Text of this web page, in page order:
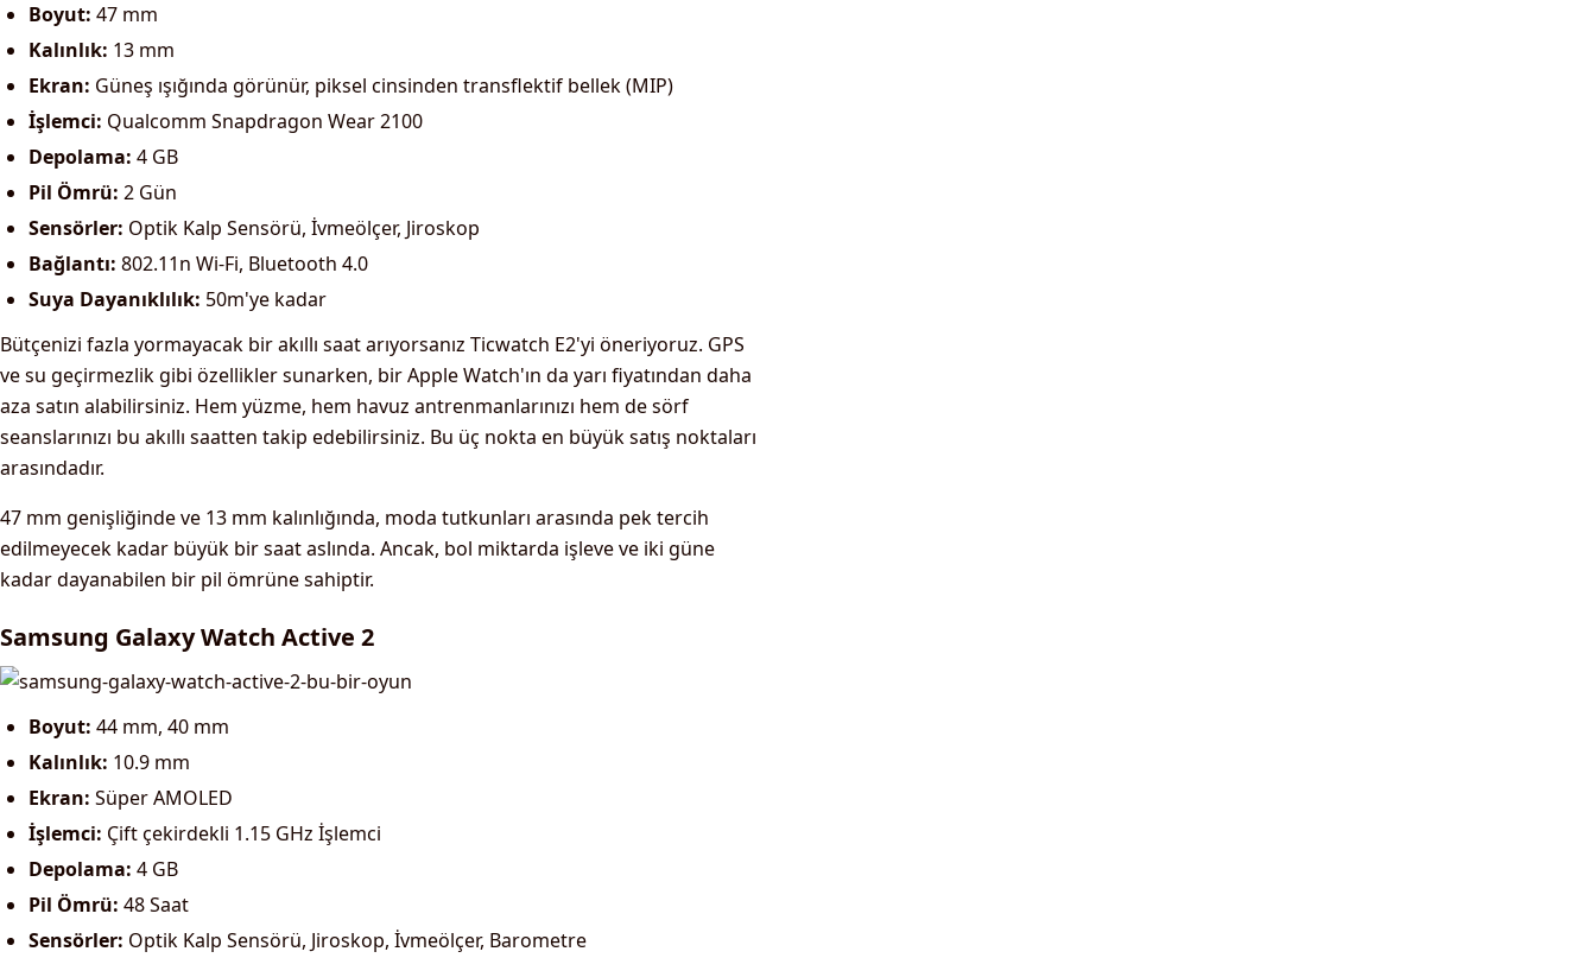
Boyut: 47 mm
Kalınlık: 13 mm
Ekran: Güneş ışığında görünür, piksel cinsinden transflektif bellek (MIP)
İşlemci: Qualcomm Snapdragon Wear 2100
Depolama: 4 GB
Pil Ömrü: 2 Gün
Sensörler: Optik Kalp Sensörü, İvmeölçer, Jiroskop
Bağlantı: 802.11n Wi-Fi, Bluetooth 4.0
Suya Dayanıklılık: 50m'ye kadar
Bütçenizi fazla yormayacak bir akıllı saat arıyorsanız Ticwatch E2'yi öneriyoruz. GPS
ve su geçirmezlik gibi özellikler sunarken, bir Apple Watch'ın da yarı fiyatından daha
aza satın alabilirsiniz. Hem yüzme, hem havuz antrenmanlarınızı hem de sörf
seanslarınızı bu akıllı saatten takip edebilirsiniz. Bu üç nokta en büyük satış noktaları
arasındadır.
47 mm genişliğinde ve 13 mm kalınlığında, moda tutkunları arasında pek tercih
edilmeyecek kadar büyük bir saat aslında. Ancak, bol miktarda işleve ve iki güne
kadar dayanabilen bir pil ömrüne sahiptir.
Samsung Galaxy Watch Active 2
Boyut: 44 mm, 40 mm
Kalınlık: 10.9 mm
Ekran: Süper AMOLED
İşlemci: Çift çekirdekli 1.15 GHz İşlemci
Depolama: 4 GB
Pil Ömrü: 48 Saat
Sensörler: Optik Kalp Sensörü, Jiroskop, İvmeölçer, Barometre